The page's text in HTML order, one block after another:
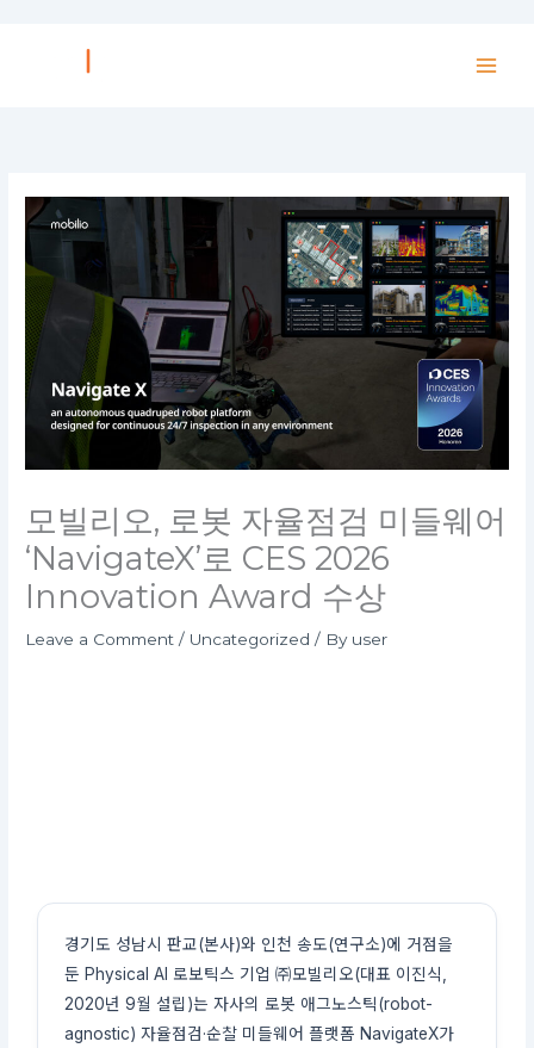
모빌리오, 로봇 자율점검 미들웨어
‘NavigateX’로 CES 2026
Innovation Award 수상
Leave a Comment / Uncategorized / By user
경기도 성남시 판교(본사)와 인천 송도(연구소)에 거점을
둔 Physical AI 로보틱스 기업 ㈜모빌리오(대표 이진식,
2020년 9월 설립)는 자사의 로봇 애그노스틱(robot-
agnostic) 자율점검·순찰 미들웨어 플랫폼 NavigateX가